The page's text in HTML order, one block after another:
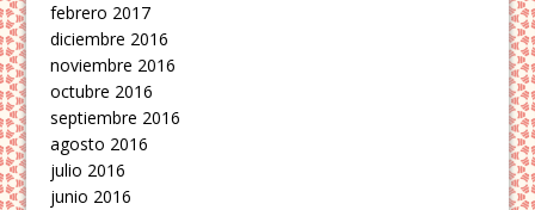
febrero 2017
diciembre 2016
noviembre 2016
octubre 2016
septiembre 2016
agosto 2016
julio 2016
junio 2016